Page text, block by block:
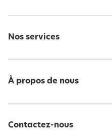
Nos services
À propos de nous
Contactez-nous